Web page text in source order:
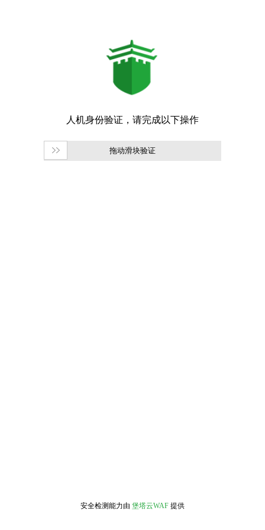
拖动滑块验证
安全检测能力由 堡塔云WAF 提供